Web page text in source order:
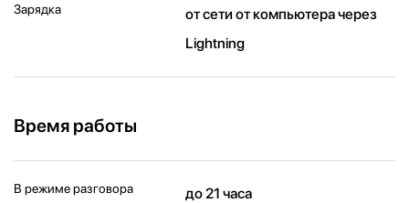
Зарядка
от сети от компьютера через
Lightning
Время работы
В режиме разговора до 21 часа